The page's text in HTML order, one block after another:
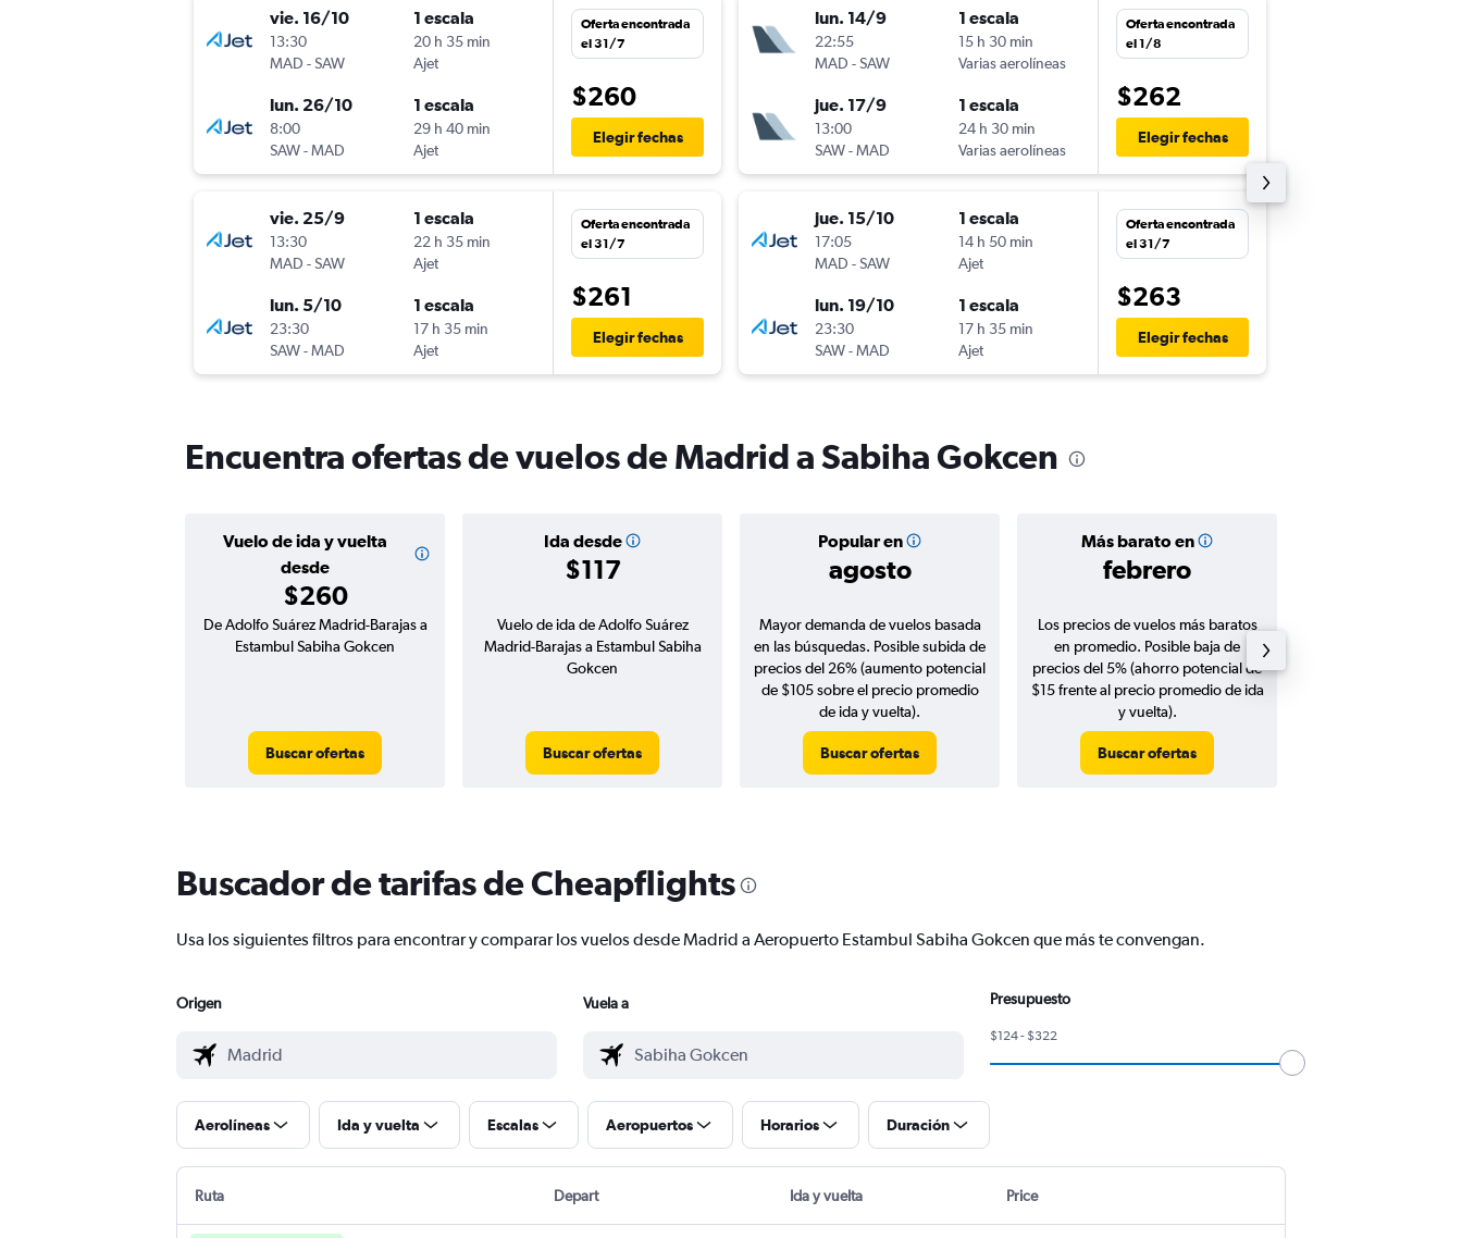
vie. 16/10
13:30
MAD -SAW
1 escala
20 h 35 min
Ajet
lun. 26/10
8:00
SAW-MAD
1 escala
29 h 40 min
Ajet
Oferta encontrada
el 31/7
$260
Elegir fechas
vie. 25/9
13:30
MAD -SAW
1 escala
22 h 35 min
Ajet
lun. 5/10
23:30
SAW-MAD
1 escala
17 h 35 min
Ajet
Oferta encontrada
el 31/7
$261
Elegir fechas
lun. 14/9
22:55
MAD -SAW
1 escala
15 h 30 min
Varias aerolíneas
jue. 17/9
13:00
SAW-MAD
1 escala
24 h 30 min
Varias aerolíneas
Oferta encontrada
el 1/8
$262
Elegir fechas
jue. 15/10
17:05
MAD -SAW
1 escala
14 h 50 min
Ajet
lun. 19/10
23:30
SAW-MAD
1 escala
17 h 35 min
Ajet
Oferta encontrada
el 31/7
$263
Elegir fechas
Encuentra ofertas de vuelos de Madrid a Sabiha Gokcen
Vuelo de ida y vuelta
desde
$260
Ida desde
$117
Popular en
agosto
Más barato en
febrero
De Adolfo Suárez Madrid-Barajas a
Estambul Sabiha Gokcen
Buscar ofertas
Vuelo de ida de Adolfo Suárez
Madrid-Barajas a Estambul Sabiha
Gokcen
Buscar ofertas
Mayor demanda de vuelos basada
en las búsquedas. Posible subida de
precios del 26% (aumento potencial
de $105 sobre el precio promedio
de ida y vuelta).
Buscar ofertas
Los precios de vuelos más baratos
en promedio. Posible baja de
precios del 5% (ahorro potencial de
$15 frente al precio promedio de ida
y vuelta).
Buscar ofertas
Buscador de tarifas de Cheapflights
Usa los siguientes filtros para encontrar y comparar los vuelos desde Madrid a Aeropuerto Estambul Sabiha Gokcen que más te convengan.
Origen Vuela a Presupuesto
$124 - $322
Aerolíneas Ida y vuelta Escalas Aeropuertos Horarios Duración
Ruta Depart Ida y vuelta Price